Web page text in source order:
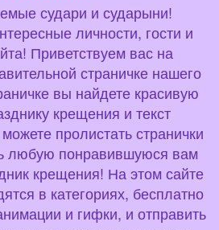
судари и сударыни!
личности, гости и
Приветствуем вас на
страничке нашего
вы найдете красивую
крещения и текст
пролистать странички
любую понравившуюся вам
крещения! На этом сайте
в категориях, бесплатно
и гифки, и отправить